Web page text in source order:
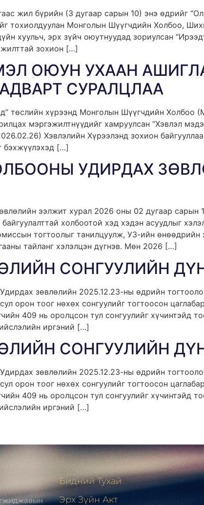
жил бүрийн (3 дугаар сарын 10) энэ өдрийг
тохиолдуулан Монголын Шүүгчдийн Холбоо,
хуульч, эрх зүйч оюутнуудад зориулсан
зохион […]
ОЮУН УХААН
СУРАЛЦЛАА
төслийн хүрээнд Монголын Шүүгчдийн
мэргэжилтнүүдийг хамруулсан “Хэвлэл
Хэвлэлийн Хүрээлэнд зохион
бэхжүүлэхэд […]
УДИРДАХ
ээлжит хурал 2026 оны 02 дугаар
холбоотой хэд хэдэн асуудлыг
тогтоолыг танилцуулж, УЗ-ийн
тайланг хэлэлцэн дүгнэв. Мөн 2026 […]
СОНГУУЛИЙН
зөвлөлийн 2025.12.23-ны өдрийн
орон тоог нөхөх сонгуулийг тогтоосон
409 нь оролцсон тул сонгуулийг хүчинтэйд
иргэний […]
СОНГУУЛИЙН
зөвлөлийн 2025.12.23-ны өдрийн
орон тоог нөхөх сонгуулийг тогтоосон
409 нь оролцсон тул сонгуулийг хүчинтэйд
иргэний […]
Бидний Тухай
Эрх Зүйн Акт